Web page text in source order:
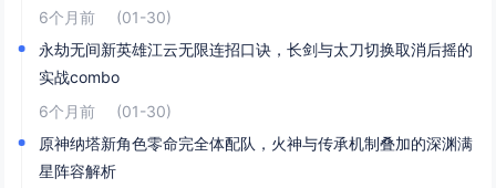
6个月前
(01-30)
永劫无间新英雄江云无限连招口诀，长剑与太刀切换取消后摇的
实战combo
6个月前
(01-30)
原神纳塔新角色零命完全体配队，火神与传承机制叠加的深渊满
星阵容解析